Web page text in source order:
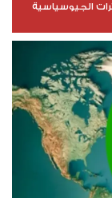
الجيوسياسية